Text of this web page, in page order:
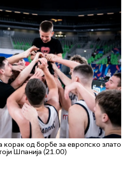
од борбе за европско злато
Шпанија (21.00)